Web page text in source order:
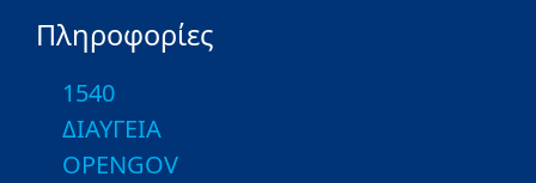
Πληροφορίες
1540
ΔΙΑΥΓΕΙΑ
OPENGOV